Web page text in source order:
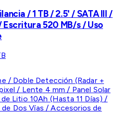
/ 1 TB / 2.5' / SATA III /
520 MB/s / Uso